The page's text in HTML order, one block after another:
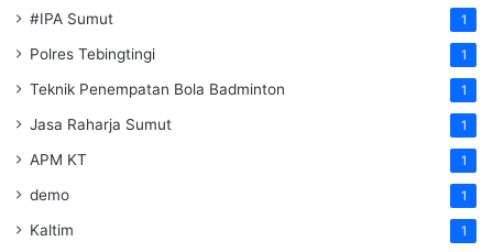
#IPA Sumut 1
Polres Tebingtingi 1
Teknik Penempatan Bola Badminton 1
Jasa Raharja Sumut 1
APM KT 1
demo 1
Kaltim 1